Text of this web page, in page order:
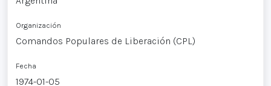
Organización
Comandos Populares de Liberación (CPL)
Fecha
1974-01-05